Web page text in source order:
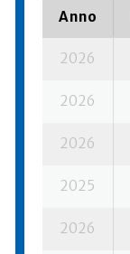
Anno
2026
2026
2026
2025
2026